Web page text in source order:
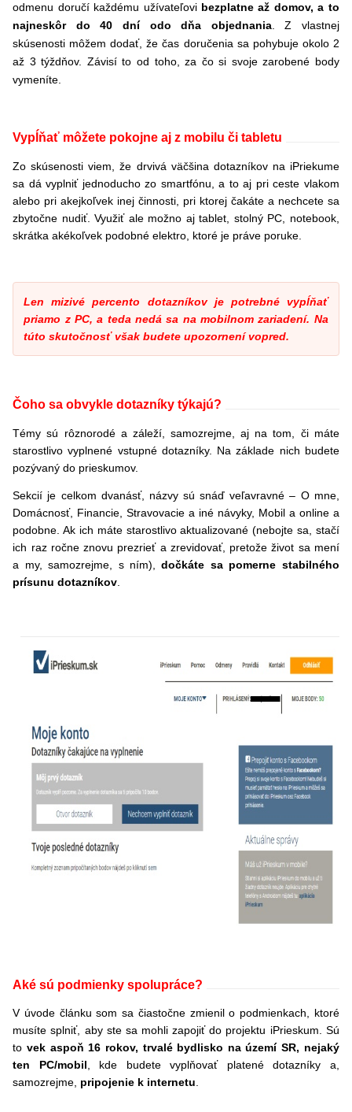
odmenu doručí každému užívateľovi bezplatne až domov, a to
najneskôr do 40 dní odo dňa objednania. Z vlastnej
skúsenosti môžem dodať, že čas doručenia sa pohybuje okolo 2
až 3 týždňov. Závisí to od toho, za čo si svoje zarobené body
vymeníte.
Vypĺňať môžete pokojne aj z mobilu či tabletu
Zo skúsenosti viem, že drvivá väčšina dotazníkov na iPriekume
sa dá vyplniť jednoducho zo smartfónu, a to aj pri ceste vlakom
alebo pri akejkoľvek inej činnosti, pri ktorej čakáte a nechcete sa
zbytočne nudiť. Využiť ale možno aj tablet, stolný PC, notebook,
skrátka akékoľvek podobné elektro, ktoré je práve poruke.
Len mizivé percento dotazníkov je potrebné vypĺňať
priamo z PC, a teda nedá sa na mobilnom zariadení. Na
túto skutočnosť však budete upozornení vopred.
Čoho sa obvykle dotazníky týkajú?
Témy sú rôznorodé a záleží, samozrejme, aj na tom, či máte
starostlivo vyplnené vstupné dotazníky. Na základe nich budete
pozývaný do prieskumov.
Sekcií je celkom dvanásť, názvy sú snáď veľavravné – O mne,
Domácnosť, Financie, Stravovacie a iné návyky, Mobil a online a
podobne. Ak ich máte starostlivo aktualizované (nebojte sa, stačí
ich raz ročne znovu prezrieť a zrevidovať, pretože život sa mení
a my, samozrejme, s ním),dočkáte sa pomerne stabilného
prísunu dotazníkov
Aké sú podmienky spolupráce?
V úvode článku som sa čiastočne zmienil o podmienkach, ktoré
musíte splniť, aby ste sa mohli zapojiť do projektu iPrieskum. Sú
to vek aspoň 16 rokov, trvalé bydlisko na území SR, nejaký
ten PC/mobil, kde budete vyplňovať platené dotazníky a,
samozrejme, pripojenie k internetu.